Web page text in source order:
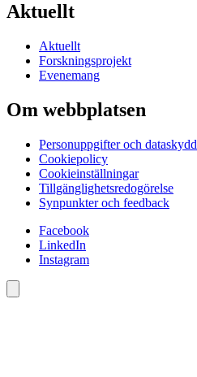
Aktuellt
Aktuellt
Forskningsprojekt
Evenemang
Om webbplatsen
Personuppgifter och dataskydd
Cookiepolicy
Cookieinställningar
Tillgänglighetsredogörelse
Synpunkter och feedback
Facebook
LinkedIn
Instagram